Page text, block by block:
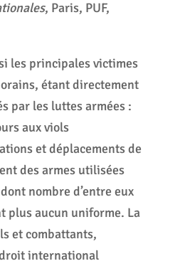
, Paris, PUF,
les principales victimes
étant directement
par les luttes armées :
aux viols
et déplacements de
des armes utilisées
nombre d’entre eux
plus aucun uniforme. La
et combattants,
international